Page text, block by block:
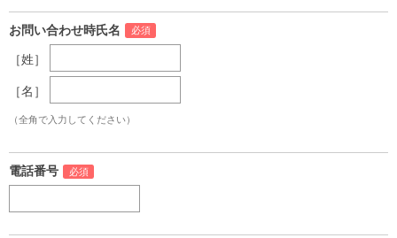
お問い合わせ時氏名
［姓］
［名］
（全角で入力してください）
電話番号